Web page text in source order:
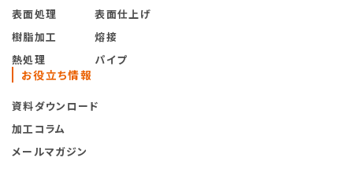
表面処理
樹脂加工
熱処理
表面仕上げ
熔接
パイプ
お役立ち情報
資料ダウンロード
加工コラム
メールマガジン